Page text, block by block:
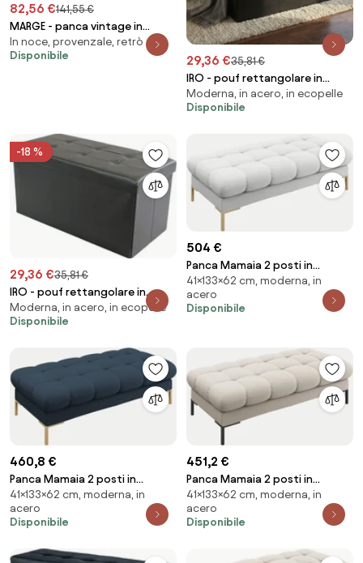
82,56 €141,55 €
MARGE - panca vintage in
velluto
In noce, provenzale, retrò
Disponibile
29,36 €35,81 €
IRO - pouf rettangolare in
ecopelle
Moderna, in acero, in ecopelle
Disponibile
-18 %
29,36 €35,81 €
IRO - pouf rettangolare in
ecopelle
Moderna, in acero, in ecopelle
Disponibile
504 €
Panca Mamaia 2 posti in
tessuto Bouclé gambe oro -
L133cm
41×133×62 cm, moderna, in
acero
Disponibile
460,8 €
Panca Mamaia 2 posti in
tessuto strutturato Neve
gambe oro - L133cm
41×133×62 cm, moderna, in
acero
Disponibile
451,2 €
Panca Mamaia 2 posti in
tessuto strutturato Neve
gambe nere - L133cm
41×133×62 cm, moderna, in
acero
Disponibile